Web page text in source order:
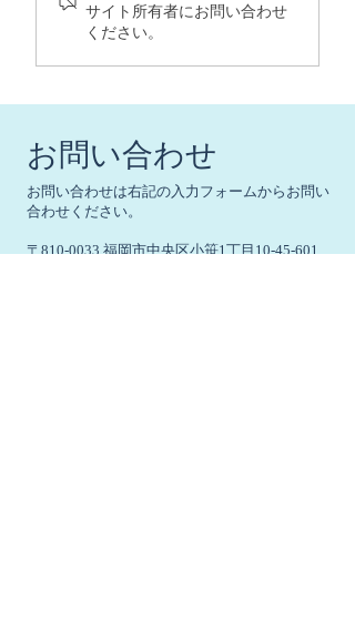
トしました。
サイト所有者にお問い合わせ
ください。
お問い合わせ
お問い合わせは右記の入力フォームからお問い
合わせください。
〒810-0033 福岡市中央区小笹1丁目10-45-601